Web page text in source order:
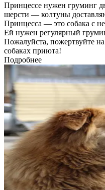
Принцессе нужен груминг
шерсти — колтуны
Принцесса — это собака с
Ей нужен регулярный
Пожалуйста, пожертвуйте
собаках приюта!
Подробнее